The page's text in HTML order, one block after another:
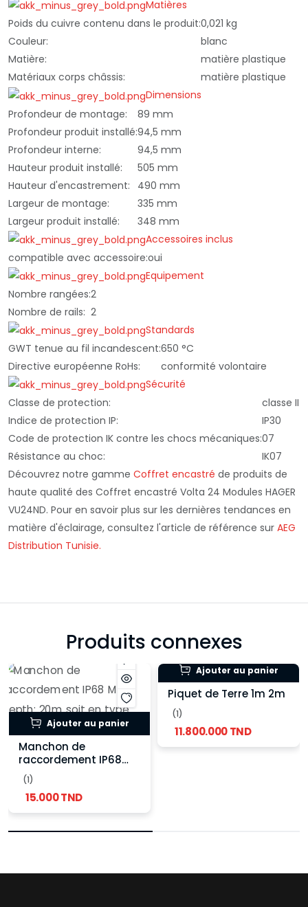
Matières
Poids du cuivre contenu dans le produit:0,021 kg
Couleur:
blanc
Matière:
matière plastique
Matériaux corps châssis:
matière plastique
Dimensions
Profondeur de montage:
89 mm
Profondeur produit installé:94,5 mm
Profondeur interne:
94,5 mm
Hauteur produit installé:
505 mm
Hauteur d'encastrement:
490 mm
Largeur de montage:
335 mm
Largeur produit installé:
348 mm
Accessoires inclus
compatible avec accessoire:oui
Equipement
Nombre rangées:2
Nombre de rails: 2
Standards
GWT tenue au fil incandescent:650 °C
Directive européenne RoHs:
conformité volontaire
Sécurité
Classe de protection:
classe II
Indice de protection IP:
IP30
Code de protection IK contre les chocs mécaniques:07
Résistance au choc:
IK07
Découvrez notre gamme Coffret encastré de produits de
haute qualité des Coffret encastré Volta 24 Modules HAGER
VU24ND. Pour en savoir plus sur les dernières tendances en
matière d'éclairage, consultez l'article de référence sur AEG
Distribution Tunisie.
Produits connexes
Ajouter au panier
Manchon de
raccordement IP68
Max depth: 20m soit
en type normale ou
type T
(1)
15.000 TND
Ajouter au panier
Piquet de Terre 1m 2m
(1)
11.800.000 TND